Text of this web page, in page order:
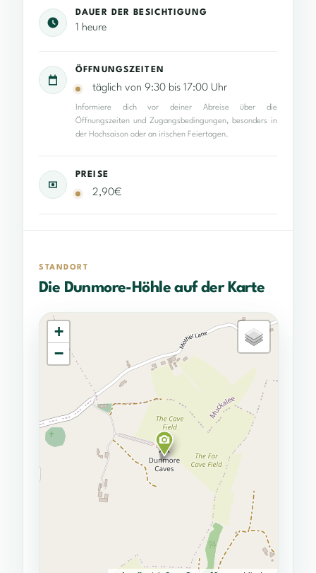
DAUER DER BESICHTIGUNG
1 heure
ÖFFNUNGSZEITEN
täglich von 9:30 bis 17:00 Uhr
Informiere dich vor deiner Abreise über die
Öffnungszeiten und Zugangsbedingungen, besonders in
der Hochsaison oder an irischen Feiertagen.
PREISE
2,90€
STANDORT
Die Dunmore-Höhle auf der Karte
+
−